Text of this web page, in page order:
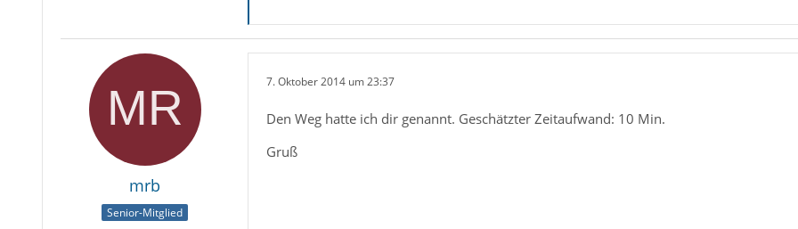
mrb
Senior-Mitglied
7. Oktober 2014 um 23:37
Den Weg hatte ich dir genannt. Geschätzter Zeitaufwand: 10 Min.
Gruß